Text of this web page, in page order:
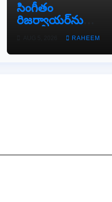
సింగీతం
రిజర్వాయర్‌ను
పరిశీలించిన
బాన్సువాడ ఆర్డీవో
రవీందర్ రెడ్డి
RAHEEM